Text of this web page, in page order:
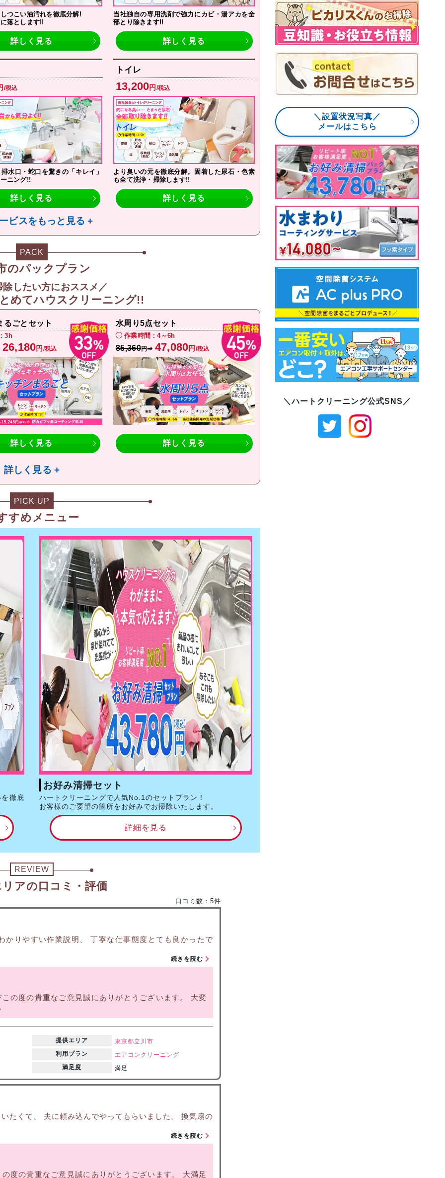
つこい油汚れを徹底分解!
落とします!!
詳しく見る
当社独自の専用洗剤で強力にカビ・湯アカを全
部とり除きます!!
詳しく見る
/税込
水口・蛇口を驚きの「キレイ」
ニング!!
詳しく見る
トイレ
13,200円 /税込
より臭いの元を徹底分解。固着した尿石・色素
も全て洗浄・掃除します!!
詳しく見る
ビスをもっと見る +
PACK
のパックプラン
除したい方におススメ／
めてハウスクリーニング!!
るごとセット
3h
26,180円 /税込
詳しく見る
水周り5点セット
作業時間：4～6h
85,360円➡ 47,080円 /税込
詳しく見る
詳しく見る +
PICK UP
すめメニュー
徹底
お好み清掃セット
ハートクリーニングで人気No.1のセットプラン！
お客様のご要望の箇所をお好みでお掃除いたします。
詳細を見る
REVIEW
アの口コミ・評価
口コミ数：5件
かりやすい作業説明、 丁寧な仕事態度とても良かったで
続きを読む
の度の貴重なご意見誠にありがとうございます。 大変
提供エリア 東京都立川市
利用プラン
エアコンクリーニング
満足度
満足
たくて、 夫に頼み込んでやってもらいました。 換気扇の
続きを読む
度の貴重なご意見誠にありがとうございます。 大満足
＼設置状況写真／
メールはこちら
＼ハートクリーニング公式SNS／